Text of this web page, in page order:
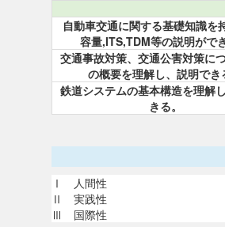
自動車交通に関する基礎知識を
容量,ITS,TDM等の説明ができ
交通事故対策、交通公害対策に
の概要を理解し、説明でき
鉄道システムの基本構造を理解
きる。
Ⅰ 人間性
Ⅱ 実践性
Ⅲ 国際性